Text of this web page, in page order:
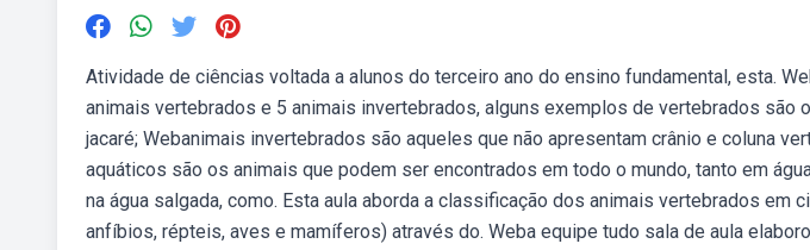
Atividade de ciências voltada a alunos do terceiro ano do ensino fundamental, esta.
animais vertebrados e 5 animais invertebrados, alguns exemplos de vertebrados são
jacaré; Webanimais invertebrados são aqueles que não apresentam crânio e coluna
aquáticos são os animais que podem ser encontrados em todo o mundo, tanto em
na água salgada, como. Esta aula aborda a classificação dos animais vertebrados em
anfíbios, répteis, aves e mamíferos) através do. Weba equipe tudo sala de aula